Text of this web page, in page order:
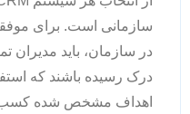
در سازمان، باید مدیران
درک رسیده باشند که
اهداف مشخص شده